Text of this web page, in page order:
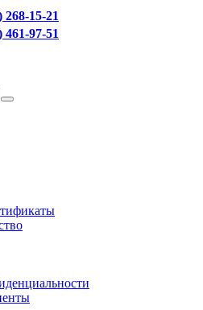
268-15-21
461-97-51